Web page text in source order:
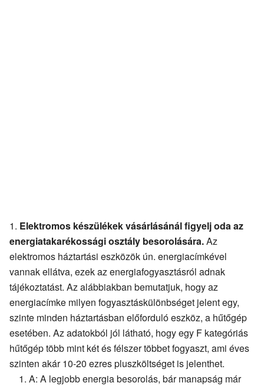
Elektromos készülékek vásárlásánál figyelj oda az
energiatakarékossági osztály besorolására.Az
elektromos háztartási eszközök ún. energiacímkével
vannak ellátva, ezek az energiafogyasztásról adnak
tájékoztatást. Az alábbiakban bemutatjuk, hogy az
energiacímke milyen fogyasztáskülönbséget jelent egy,
szinte minden háztartásban előforduló eszköz, a hűtőgép
esetében. Az adatokból jól látható, hogy egy F kategóriás
hűtőgép több mint két és félszer többet fogyaszt, ami éves
szinten akár 10-20 ezres pluszköltséget is jelenthet.
A: A legjobb energia besorolás, bár manapság már